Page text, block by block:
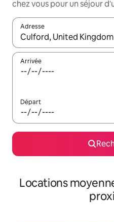
chez vous pour un séjour
Adresse
Lorsque les résultats
Arrivée
Départ
Locations